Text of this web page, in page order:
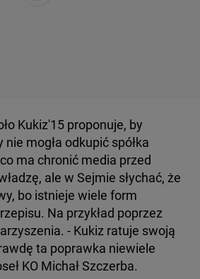
Kukiz'15 proponuje, by
nie mogła odkupić spółka
ma chronić media przed
ale w Sejmie słychać, że
bo istnieje wiele form
Na przykład poprzez
- Kukiz ratuje swoją
ta poprawka niewiele
KO Michał Szczerba.